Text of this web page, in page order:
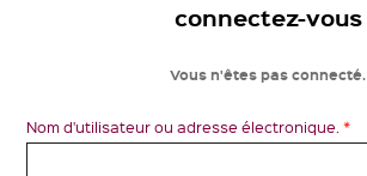
connectez-vous
Vous n'êtes pas connecté.
Nom d'utilisateur ou adresse électronique.*